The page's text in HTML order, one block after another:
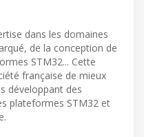
dans les domaines
de la conception de
STM32... Cette
française de mieux
développant des
plateformes STM32 et